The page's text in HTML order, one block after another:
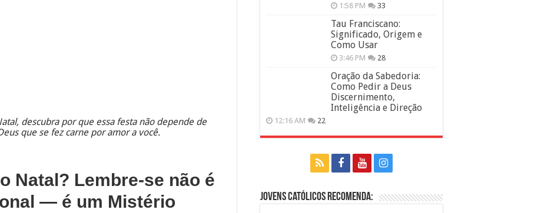
descubra por que essa festa não depende de
que se fez carne por amor a você.
Natal? Lembre-se não é
— é um Mistério
1:58 PM 33
Tau Franciscano:
Significado, Origem e
Como Usar
3:46 PM 28
Oração da Sabedoria:
Como Pedir a Deus
Discernimento,
Inteligência e Direção
12:16 AM 22
Jovens Católicos Recomenda: